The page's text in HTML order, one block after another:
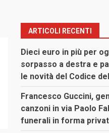
ARTICOLI RECENTI
Dieci euro in più per
sorpasso a destra e
le novità del Codice
Francesco Guccini,
canzoni in via Paolo
funerali in forma